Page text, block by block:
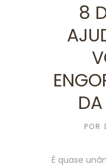
8
POR
É quase